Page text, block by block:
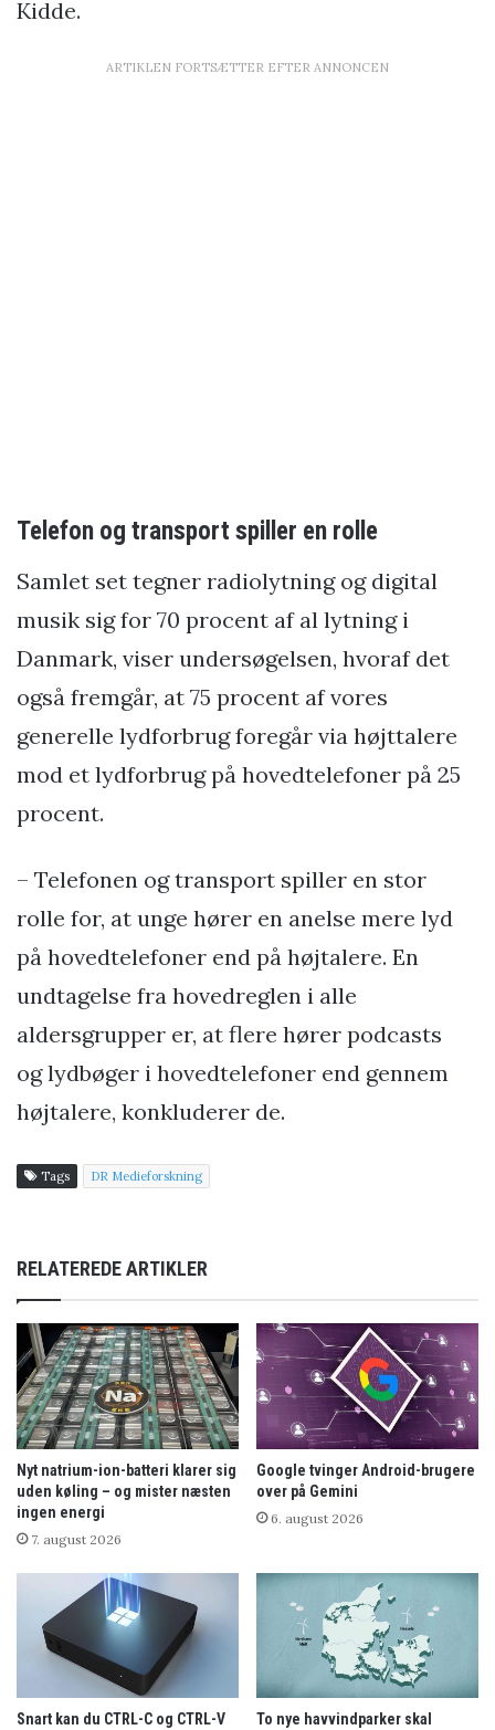
Kidde.
ARTIKLEN FORTSÆTTER EFTER ANNONCEN
Telefon og transport spiller en rolle
Samlet set tegner radiolytning og digital
musik sig for 70 procent af al lytning i
Danmark, viser undersøgelsen, hvoraf det
også fremgår, at 75 procent af vores
generelle lydforbrug foregår via højttalere
mod et lydforbrug på hovedtelefoner på 25
procent.
– Telefonen og transport spiller en stor
rolle for, at unge hører en anelse mere lyd
på hovedtelefoner end på højtalere. En
undtagelse fra hovedreglen i alle
aldersgrupper er, at flere hører podcasts
og lydbøger i hovedtelefoner end gennem
højtalere, konkluderer de.
Tags DR Medieforskning
RELATEREDE ARTIKLER
Nyt natrium-ion-batteri klarer sig
uden køling – og mister næsten
ingen energi
7. august 2026
Google tvinger Android-brugere
over på Gemini
6. august 2026
Snart kan du CTRL-C og CTRL-V
To nye havvindparker skal